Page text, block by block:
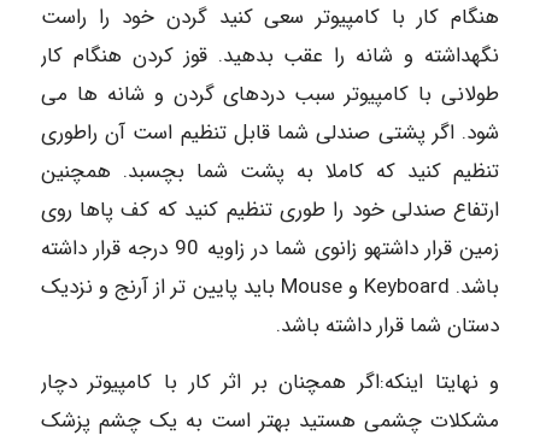
هنگام کار با کامپیوتر سعی کنید گردن خود را راست
نگهداشته و شانه را عقب بدهید. قوز کردن هنگام کار
طولانی با کامپیوتر سبب دردهای گردن و شانه ها می
شود. اگر پشتی صندلی شما قابل تنظیم است آن راطوری
تنظیم کنید که کاملا به پشت شما بچسبد. همچنین
ارتفاع صندلی خود را طوری تنظیم کنید که کف پاها روی
زمین قرار داشتهو زانوی شما در زاویه 90 درجه قرار داشته
باشد. Keyboard و Mouse باید پایین تر از آرنج و نزدیک
دستان شما قرار داشته باشد.
و نهایتا اینکه:اگر همچنان بر اثر کار با کامپیوتر دچار
مشکلات چشمی هستید بهتر است به یک چشم پزشک